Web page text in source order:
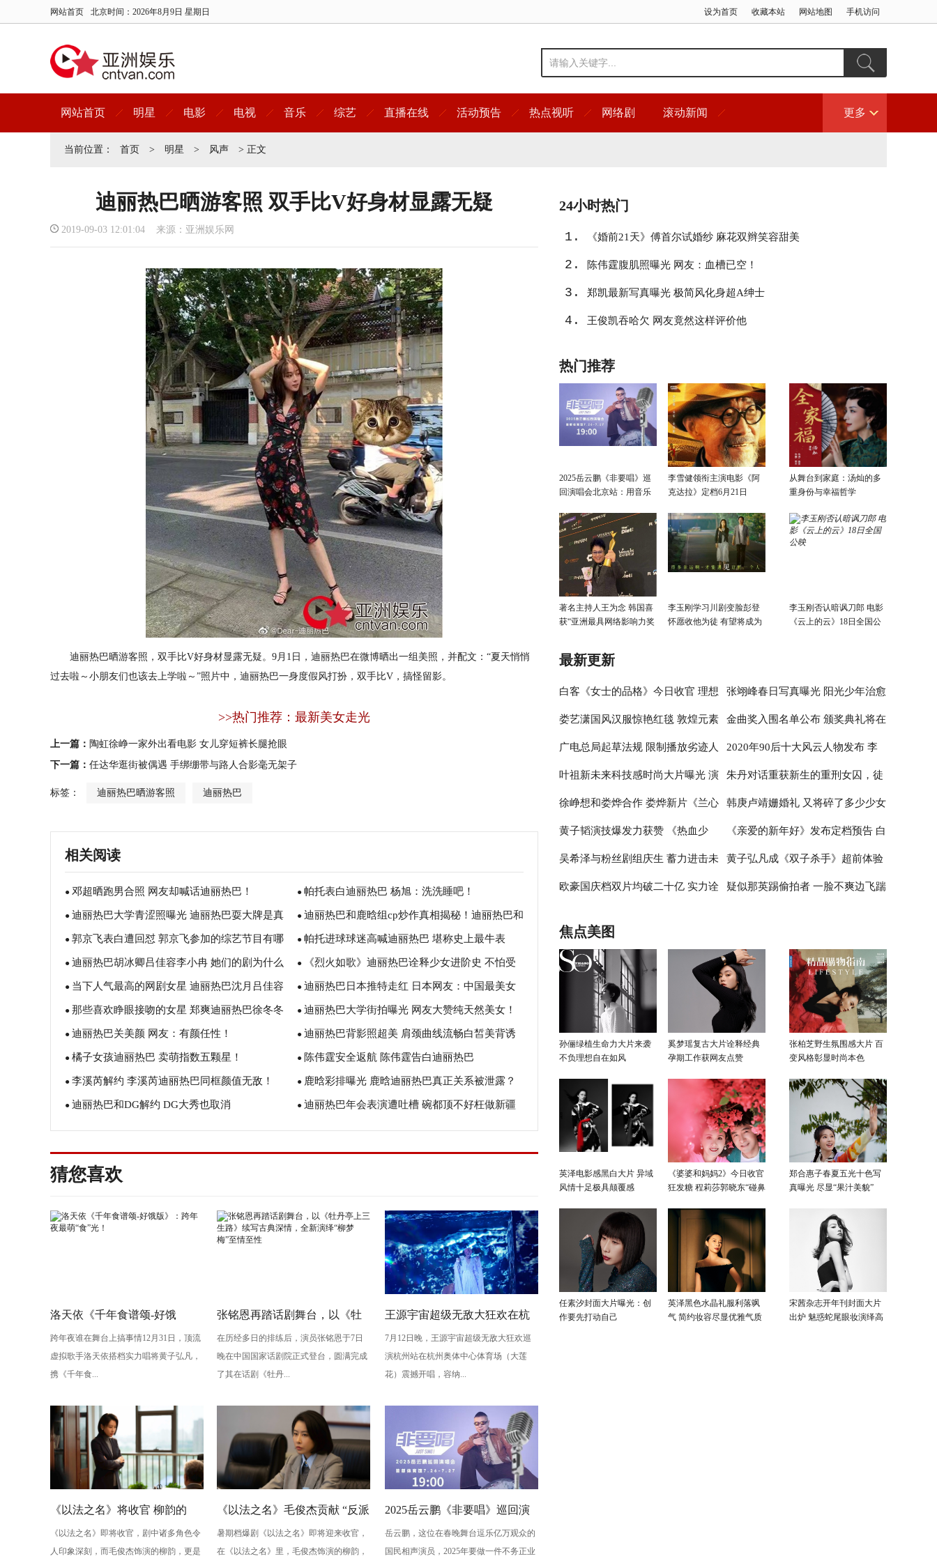
网站首页 北京时间： 2026年8月9日 星期日 设为首页 收藏本站 网站地图 手机访问
网站首页 明星 电影 电视 音乐 综艺 直播在线 活动预告 热点视听 网络剧 滚动新闻 更多
当前位置： 首页 > 明星 > 风声 > 正文
迪丽热巴晒游客照 双手比V好身材显露无疑
2019-09-03 12:01:04 来源：亚洲娱乐网
迪丽热巴晒游客照，双手比V好身材显露无疑。9月1日， 迪丽热巴在微博晒出一组美照，并配文：“夏天悄悄
过去啦～小朋友们也该去上学啦～”照片中，迪丽热巴一身度假风打扮，双手比V，搞怪留影。
>>热门推荐：最新美女走光
上一篇： 陶虹徐峥一家外出看电影 女儿穿短裤长腿抢眼
下一篇： 任达华逛街被偶遇 手绑绷带与路人合影毫无架子
标签： 迪丽热巴晒游客照 迪丽热巴
相关阅读
● 邓超晒跑男合照 网友却喊话迪丽热巴！ ● 帕托表白迪丽热巴 杨旭：洗洗睡吧！
● 迪丽热巴大学青涩照曝光 迪丽热巴耍大牌是真
的吗？ 迪丽热巴鹿晗在一起是真的吗？
● 迪丽热巴和鹿晗组cp炒作真相揭秘！迪丽热巴和
鹿晗亲吻照爆出！ 迪丽热巴告别跑男了吗
● 郭京飞表白遭回怼 郭京飞参加的综艺节目有哪
些？ 郭京飞迪丽热巴首次同幕！
● 帕托进球球迷高喊迪丽热巴 堪称史上最牛表
白！
● 迪丽热巴胡冰卿吕佳容李小冉 她们的剧为什么
这么火
● 《烈火如歌》迪丽热巴诠释少女进阶史 不怕受
伤勇敢挑战打戏
● 当下人气最高的网剧女星 迪丽热巴沈月吕佳容
白冰
● 迪丽热巴日本推特走红 日本网友：中国最美女
明星！
● 那些喜欢睁眼接吻的女星 郑爽迪丽热巴徐冬冬
赵丽颖
● 迪丽热巴大学街拍曝光 网友大赞纯天然美女！
● 迪丽热巴关美颜 网友：有颜任性！ ● 迪丽热巴背影照超美 肩颈曲线流畅白皙美背诱
人！
● 橘子女孩迪丽热巴 卖萌指数五颗星！ ● 陈伟霆安全返航 陈伟霆告白迪丽热巴
● 李溪芮解约 李溪芮迪丽热巴同框颜值无敌！ ● 鹿晗彩排曝光 鹿晗迪丽热巴真正关系被泄露？
● 迪丽热巴和DG解约 DG大秀也取消 ● 迪丽热巴年会表演遭吐槽 碗都顶不好枉做新疆
小姐姐？
猜您喜欢
洛天依《千年食谱颂-好饿
版》：跨年夜最萌“食”光！
跨年夜谁在舞台上搞事情12月31日，顶流
虚拟歌手洛天依搭档实力唱将黄子弘凡，
携《千年食...
张铭恩再踏话剧舞台，以《牡
丹亭上三生路》续写古典深
情，全新演绎“柳梦梅”至情至
在历经多日的排练后，演员张铭恩于7日
晚在中国国家话剧院正式登台，圆满完成
了其在话剧《牡丹...
王源宇宙超级无敌大狂欢在杭
州开唱 用心细节诠释双向奔赴
的爱
7月12日晚，王源宇宙超级无敌大狂欢巡
演杭州站在杭州奥体中心体育场（大莲
花）震撼开唱，容纳...
《以法之名》将收官 柳韵的
“蠢” 让毛俊杰重回巅峰
《以法之名》即将收官，剧中诸多角色令
人印象深刻，而毛俊杰饰演的柳韵，更是
《以法之名》毛俊杰贡献 “反派
级” 演技？柳韵的 “蠢” 是表演
暑期档爆剧《以法之名》即将迎来收官，
在《以法之名》里，毛俊杰饰演的柳韵，
2025岳云鹏《非要唱》巡回演
唱会北京站：用音乐讲最朴素
岳云鹏，这位在春晚舞台逗乐亿万观众的
国民相声演员，2025年要做一件不务正业
24小时热门
1. 《婚前21天》傅首尔试婚纱 麻花双辫笑容甜美
2. 陈伟霆腹肌照曝光 网友：血槽已空！
3. 郑凯最新写真曝光 极简风化身超A绅士
4. 王俊凯吞哈欠 网友竟然这样评价他
热门推荐
2025岳云鹏《非要唱》巡
回演唱会北京站：用音乐
李雪健领衔主演电影《阿
克达拉》定档6月21日
从舞台到家庭：汤灿的多
重身份与幸福哲学
著名主持人王为念 韩国喜
获“亚洲最具网络影响力奖
李玉刚学习川剧变脸彭登
怀愿收他为徒 有望将成为
李玉刚否认暗讽刀郎 电影
《云上的云》18日全国公
最新更新
白客《女士的品格》今日收官 理想
伴侣程梁温暖治愈
张翊峰春日写真曝光 阳光少年治愈
感满满
娄艺潇国风汉服惊艳红毯 敦煌元素
彰显时尚包容性
金曲奖入围名单公布 颁奖典礼将在
台北小巨蛋举行
广电总局起草法规 限制播放劣迹人
员参与的节目
2020年90后十大风云人物发布 李
子柒居首李佳琦辛有志纷纷入围
叶祖新未来科技感时尚大片曝光 演
绎春日太阳男神
朱丹对话重获新生的重刑女囚，徒
步20公里亲历深山医疗
徐峥想和娄烨合作 娄烨新片《兰心
大剧院》却宣布撤档
韩庚卢靖姗婚礼 又将碎了多少少女
的心
黄子韬演技爆发力获赞 《热血少
年》收官在即
《亲爱的新年好》发布定档预告 白
百何张子枫温馨约定跨年公映
吴希泽与粉丝剧组庆生 蓄力进击未
来可期
黄子弘凡成《双子杀手》超前体验
官 出席首映红毯推广电影革新
欧豪国庆档双片均破二十亿 实力诠 疑似那英踢偷拍者 一脸不爽边飞踹
焦点美图
孙俪绿植生命力大片来袭
不负理想自在如风
奚梦瑶复古大片诠释经典
孕期工作获网友点赞
张柏芝野生氛围感大片 百
变风格彰显时尚本色
英泽电影感黑白大片 异域
风情十足极具颠覆感
《婆婆和妈妈2》今日收官
狂发糖 程莉莎郭晓东“碰鼻
郑合惠子春夏五光十色写
真曝光 尽显“果汁美貌”
任素汐封面大片曝光：创
作要先打动自己
英泽黑色水晶礼服利落飒
气 简约妆容尽显优雅气质
宋茜杂志开年刊封面大片
出炉 魅惑蛇尾眼妆演绎高